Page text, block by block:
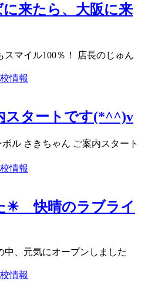
来たら、大阪に来
マイル100％！ 店長のじゅん
情報
スタートです(*^^)v
ル さきちゃん ご案内スタート
情報
☀ 快晴のラブライ
中、元気にオープンしました
情報